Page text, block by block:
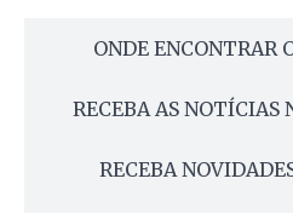
ONDE ENCONTRAR
RECEBA AS NOTÍCIAS
RECEBA